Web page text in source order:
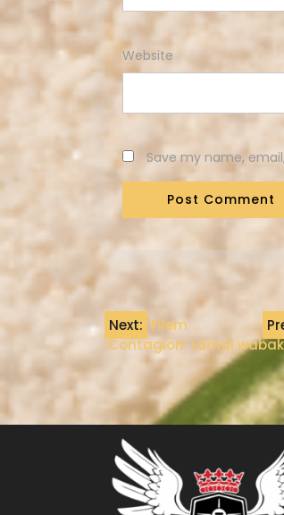
Website
Save my name,
Next: Filem
‘Contagion’ ramal